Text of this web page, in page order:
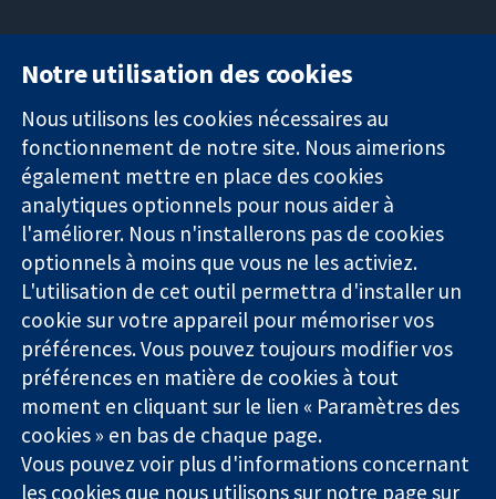
Des données
probantes.
Des décisions
éclairées.
Une meilleure
santé.
11-13 Cavendish
Square
Londres
W1G0AN
Royaume-Uni
nous
Actualités
presse
Qui sommes-
nous
Offres
d'emploi
Library
La Collaboration Cochrane est une association caritative (n°
1045921) et une société à responsabilité limitée par garantie (n°
03044323) enregistrée en Angleterre et au Pays de Galles. Numéro
de TVA : GB 718 2127 49.
Notre utilisation des cookies
Nous utilisons les cookies nécessaires au
fonctionnement de notre site. Nous aimerions
également mettre en place des cookies
analytiques optionnels pour nous aider à
l'améliorer. Nous n'installerons pas de cookies
optionnels à moins que vous ne les activiez.
L'utilisation de cet outil permettra d'installer un
cookie sur votre appareil pour mémoriser vos
préférences. Vous pouvez toujours modifier vos
préférences en matière de cookies à tout
moment en cliquant sur le lien « Paramètres des
cookies » en bas de chaque page.
Vous pouvez voir plus d'informations concernant
les cookies que nous utilisons sur notre page sur